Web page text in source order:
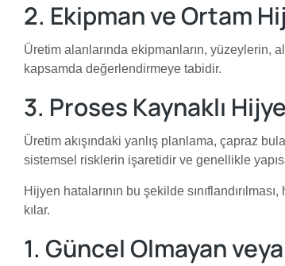
2. Ekipman ve Ortam
Üretim alanlarında ekipmanların, yüzeylerin,
kapsamda değerlendirmeye tabidir.
3. Proses Kaynaklı
Üretim akışındaki yanlış planlama, çapraz
sistemsel risklerin işaretidir ve genellikle
Hijyen hatalarının bu şekilde
kılar.
1. Güncel Olmayan